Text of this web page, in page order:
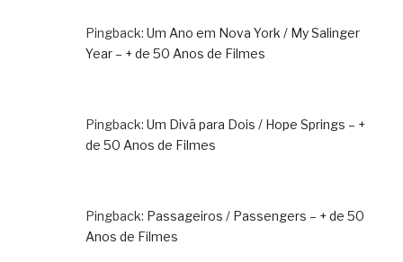
Pingback: Um Ano em Nova York / My Salinger
Year – + de 50 Anos de Filmes
Pingback: Um Divã para Dois / Hope Springs – +
de 50 Anos de Filmes
Pingback: Passageiros / Passengers – + de 50
Anos de Filmes